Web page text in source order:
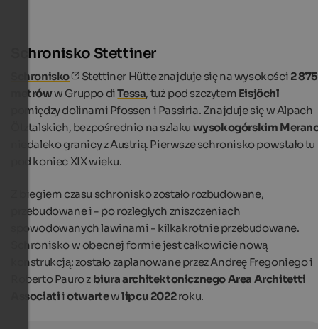
Schronisko Stettiner
Schronisko Stettiner Hütte znajduje się na wysokości 2 875
metróww Gruppo diTessa, tuż pod szczytem Eisjöchl
pomiędzy dolinami Pfossen i Passiria. Znajduje się w Alpach
Ötztalskich, bezpośrednio na szlaku wysokogórskim
niedaleko granicy z Austrią. Pierwsze schronisko powstało tu
pod koniec XIX wieku.
Z biegiem czasu schronisko zostało rozbudowane,
przebudowane i - po rozległych zniszczeniach
spowodowanych lawinami - kilkakrotnie przebudowane.
Schronisko w obecnej formie jest całkowicie nową
konstrukcją: zostało zaplanowane przez Andreę Fregoniego i
Roberto Pauro z biura architektonicznego Area Architetti
Associatiiotwartewlipcu 2022roku.